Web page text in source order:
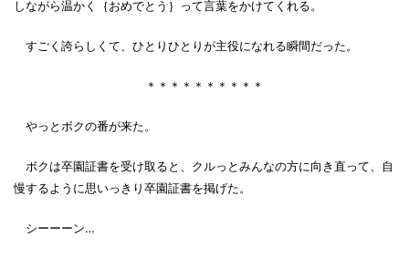
しながら温かく｛おめでとう｝って言葉をかけてくれる。
すごく誇らしくて、ひとりひとりが主役になれる瞬間だった。
＊＊＊＊＊＊＊＊＊＊
やっとボクの番が来た。
ボクは卒園証書を受け取ると、クルっとみんなの方に向き直って、自
慢するように思いっきり卒園証書を掲げた。
シーーーン…